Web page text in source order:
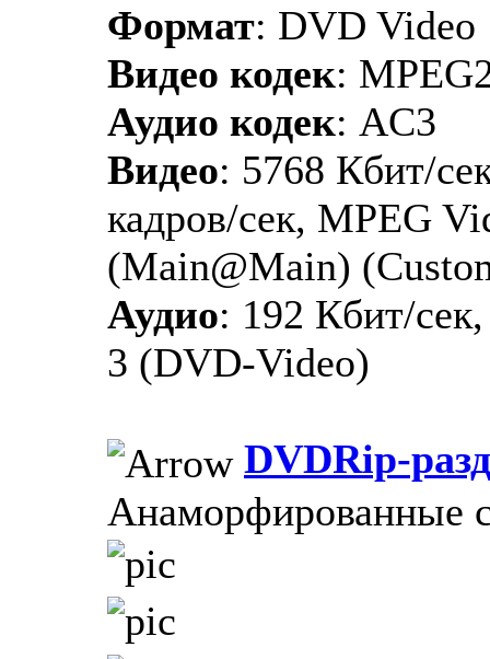
Формат: DVD Video
Видео кодек:
Аудио кодек: AC3
Видео: 5768 Кбит/
кадров/сек, MPEG
(Main@Main)
Аудио: 192 Кбит/
3 (DVD-Video)
DVDRip-
Анаморфированные